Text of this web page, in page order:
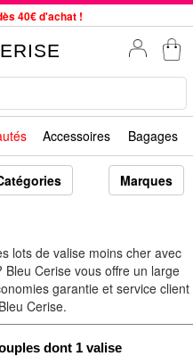
40€ d'achat !
même, du lundi au vendredi
de chez vous ?
CERISE !
du 29/07 au 27/08
Little Marcel à Prix Bas
Accessoires Bagages
Marques
lots de valise moins cher avec
Cerise vous offre un large
garantie et service client
Cerise.
dont 1 valise